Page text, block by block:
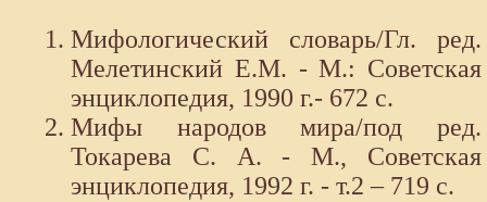
Мифологический словарь/Гл. ред.
Мелетинский Е.М. - М.: Советская
энциклопедия, 1990 г.- 672 с.
Мифы народов мира/под ред.
Токарева С. А. - М., Советская
энциклопедия, 1992 г. - т.2 – 719 с.